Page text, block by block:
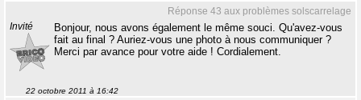
Réponse 43 aux problèmes solscarrelage
Invité
Bonjour, nous avons également le même souci. Qu'avez-vous
fait au final ? Auriez-vous une photo à nous communiquer ?
Merci par avance pour votre aide ! Cordialement.
22 octobre 2011 à 16:42